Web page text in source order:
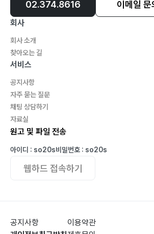
02.374.8616 이메일 문
회사
회사 소개
찾아오는 길
서비스
공지사항
자주 묻는 질문
채팅 상담하기
자료실
원고 및 파일 전송
아이디 : so20s비밀번호 : so20s
웹하드 접속하기
공지사항
이용약관